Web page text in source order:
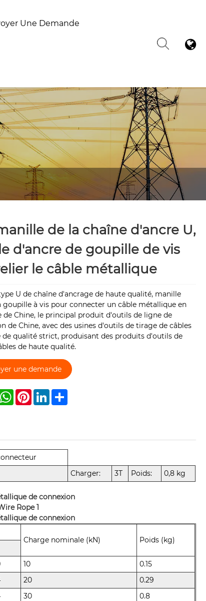
Une Demande
de la chaîne d'ancre U,
d'ancre de goupille de vis
le câble métallique
U de chaîne d'ancrage de haute qualité, manille
goupille à vis pour connecter un câble métallique en
de Chine, le principal produit d'outils de ligne de
de Chine, avec des usines d'outils de tirage de câbles
de qualité strict, produisant des produits d'outils de
de haute qualité.
une demande
WhatsApp
PinterestLinkedInShare
Charger: 3T Poids: 0,8 kg
de connexion
de connexion
Charge nominale (kN)
Poids (kg)
10
0.15
20
0.29
30
0.8